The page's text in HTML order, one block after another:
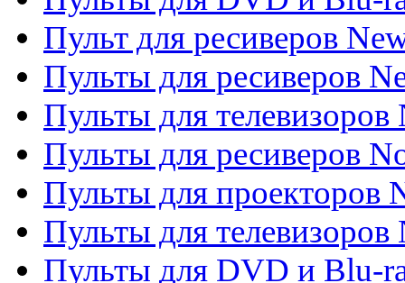
Пульт для ресиверов
Пульты для ресиверов
Пульты для телевизоров
Пульты для ресиверов
Пульты для проекторов
Пульты для телевизоров
Пульты для DVD и Blu-